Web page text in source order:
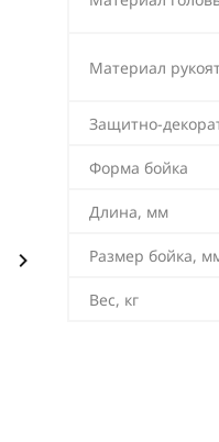
Материал
Защитно-
Форма бойка
Длина, мм
Размер бойка,
Вес, кг